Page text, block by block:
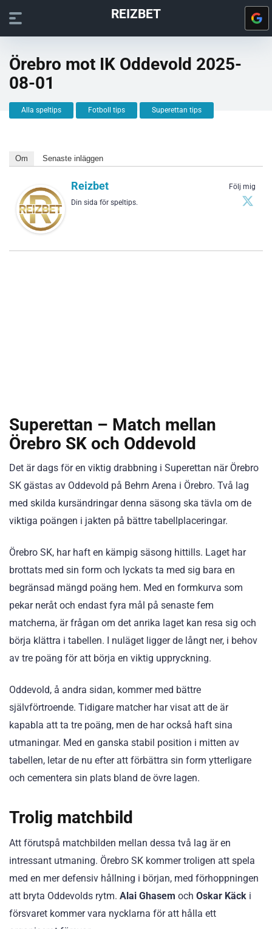
REIZBET
Örebro mot IK Oddevold 2025-
08-01
Alla speltips Fotboll tips Superettan tips
Om Senaste inläggen
Följ mig
Reizbet
Din sida för speltips.
Superettan – Match mellan
Örebro SK och Oddevold
Det är dags för en viktig drabbning i Superettan när Örebro
SK gästas av Oddevold på Behrn Arena i Örebro. Två lag
med skilda kursändringar denna säsong ska tävla om de
viktiga poängen i jakten på bättre tabellplaceringar.
Örebro SK, har haft en kämpig säsong hittills. Laget har
brottats med sin form och lyckats ta med sig bara en
begränsad mängd poäng hem. Med en formkurva som
pekar neråt och endast fyra mål på senaste fem
matcherna, är frågan om det anrika laget kan resa sig och
börja klättra i tabellen. I nuläget ligger de långt ner, i behov
av tre poäng för att börja en viktig uppryckning.
Oddevold, å andra sidan, kommer med bättre
självförtroende. Tidigare matcher har visat att de är
kapabla att ta tre poäng, men de har också haft sina
utmaningar. Med en ganska stabil position i mitten av
tabellen, letar de nu efter att förbättra sin form ytterligare
och cementera sin plats bland de övre lagen.
Trolig matchbild
Att förutspå matchbilden mellan dessa två lag är en
intressant utmaning. Örebro SK kommer troligen att spela
med en mer defensiv hållning i början, med förhoppningen
att bryta Oddevolds rytm. Alai Ghasem och Oskar Käck i
försvaret kommer vara nycklarna för att hålla ett